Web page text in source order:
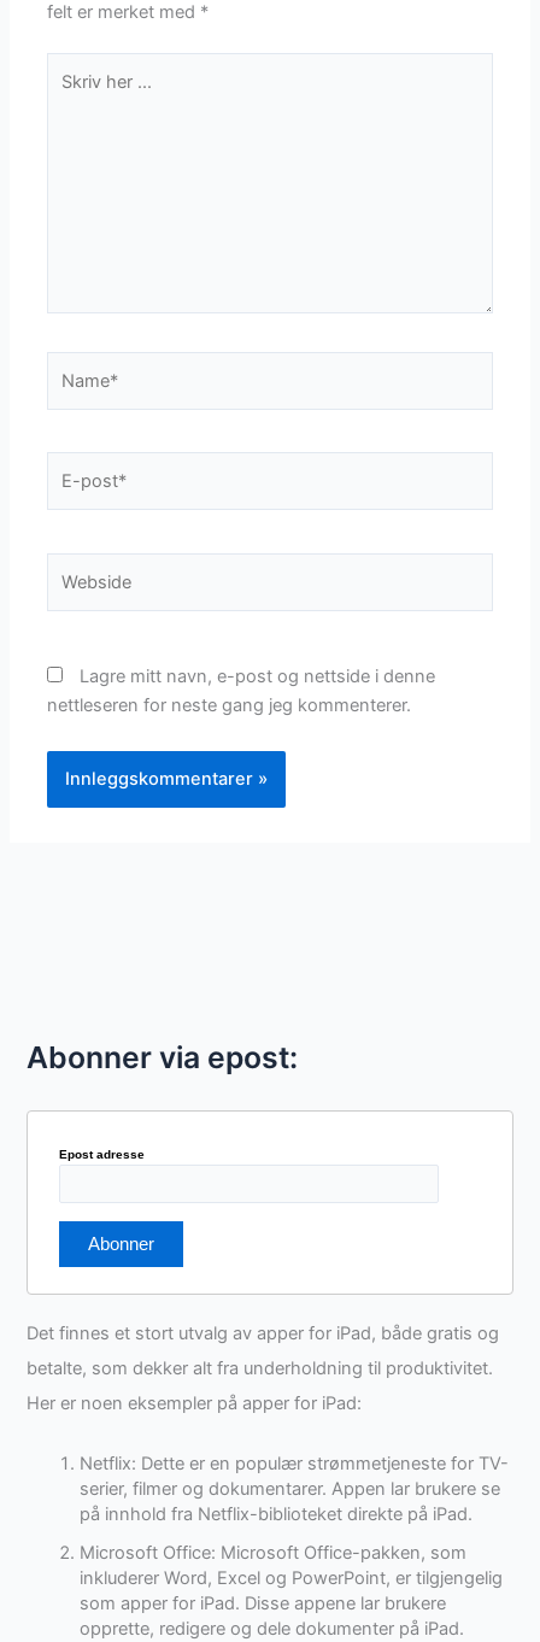
felt er merket med *
her
post*
Lagre mitt navn, e-post og nettside i denne
nettleseren for neste gang jeg kommenterer.
Abonner via epost:
Epost adresse
Det finnes et stort utvalg av apper for iPad, både gratis og
betalte, som dekker alt fra underholdning til produktivitet.
Her er noen eksempler på apper for iPad:
Netflix: Dette er en populær strømmetjeneste for TV-
serier, filmer og dokumentarer. Appen lar brukere se
på innhold fra Netflix-biblioteket direkte på iPad.
Microsoft Office: Microsoft Office-pakken, som
inkluderer Word, Excel og PowerPoint, er tilgjengelig
som apper for iPad. Disse appene lar brukere
opprette, redigere og dele dokumenter på iPad.